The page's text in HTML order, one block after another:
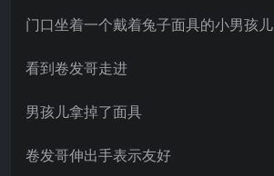
门口坐着一个戴着兔子面具的小男孩儿
看到卷发哥走进
男孩儿拿掉了面具
卷发哥伸出手表示友好